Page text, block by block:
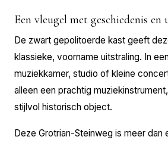
Een vleugel met geschiedenis
De zwart gepolitoerde kast geeft
klassieke, voorname uitstraling. In
muziekkamer, studio of kleine
alleen een prachtig
stijlvol historisch object.
Deze Grotrian-Steinweg is meer dan